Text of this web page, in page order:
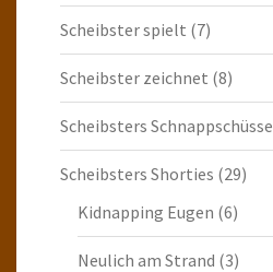
Scheibster spielt (7)
Scheibster zeichnet (8)
Scheibsters Schnappschüsse
Scheibsters Shorties (29)
Kidnapping Eugen (6)
Neulich am Strand (3)